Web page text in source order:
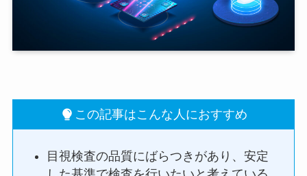
この記事はこんな人におすすめ
目視検査の品質にばらつきがあり、安定